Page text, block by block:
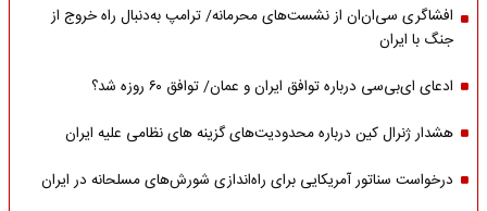
افشاگری سی‌ان‌ان از نشست‌های محرمانه/ ترامپ به‌دنبال راه خروج از
جنگ با ایران
ادعای ای‌بی‌سی درباره توافق ایران و عمان/ توافق ۶۰ روزه شد؟
هشدار ژنرال کین درباره محدودیت‌های گزینه های نظامی علیه ایران
درخواست سناتور آمریکایی برای راه‌اندازی شورش‌های مسلحانه در ایران